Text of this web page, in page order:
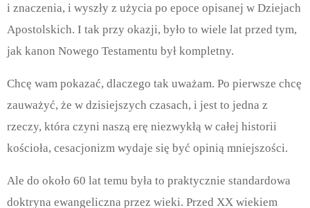
i znaczenia, i wyszły z użycia po epoce opisanej w Dziejach
Apostolskich. I tak przy okazji, było to wiele lat przed tym,
jak kanon Nowego Testamentu był kompletny.
Chcę wam pokazać, dlaczego tak uważam. Po pierwsze chcę
zauważyć, że w dzisiejszych czasach, i jest to jedna z
rzeczy, która czyni naszą erę niezwykłą w całej historii
kościoła, cesacjonizm wydaje się być opinią mniejszości.
Ale do około 60 lat temu była to praktycznie standardowa
doktryna ewangeliczna przez wieki. Przed XX wiekiem